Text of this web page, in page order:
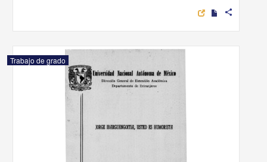
share
Trabajo de grado